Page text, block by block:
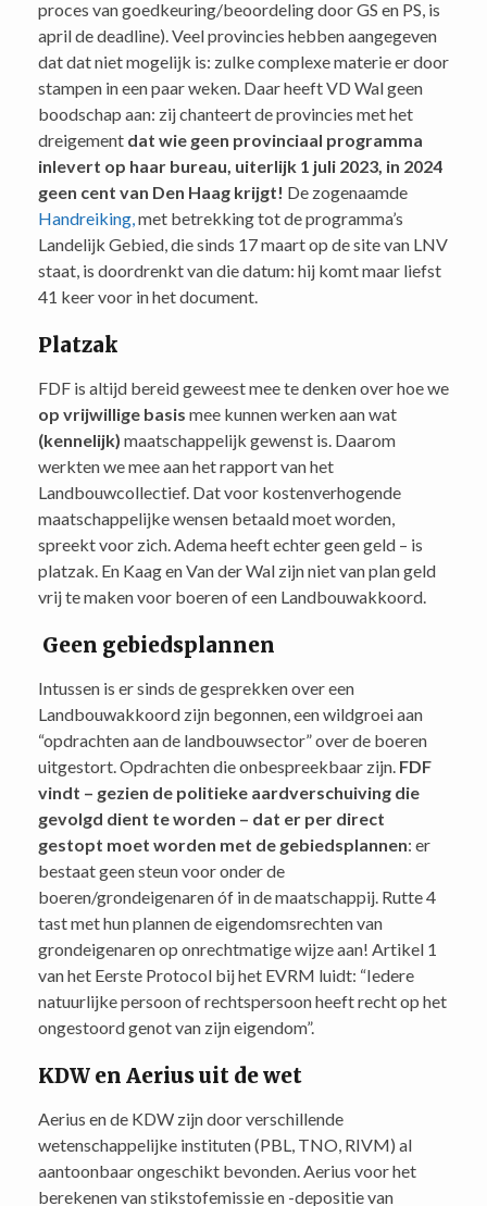
proces van goedkeuring/beoordeling door GS en PS, is
april de deadline). Veel provincies hebben aangegeven
dat dat niet mogelijk is: zulke complexe materie er door
stampen in een paar weken. Daar heeft VD Wal geen
boodschap aan: zij chanteert de provincies met het
dreigement dat wie geen provinciaal programma
inlevert op haar bureau, uiterlijk 1 juli 2023, in 2024
geen cent van Den Haag krijgt! De zogenaamde
Handreiking,met betrekking tot de programma’s
Landelijk Gebied, die sinds 17 maart op de site van LNV
staat, is doordrenkt van die datum: hij komt maar liefst
41 keer voor in het document.
Platzak
FDF is altijd bereid geweest mee te denken over hoe we
op vrijwillige basis mee kunnen werken aan wat
(kennelijk) maatschappelijk gewenst is. Daarom
werkten we mee aan het rapport van het
Landbouwcollectief. Dat voor kostenverhogende
maatschappelijke wensen betaald moet worden,
spreekt voor zich. Adema heeft echter geen geld – is
platzak. En Kaag en Van der Wal zijn niet van plan geld
vrij te maken voor boeren of een Landbouwakkoord.
Geen gebiedsplannen
Intussen is er sinds de gesprekken over een
Landbouwakkoord zijn begonnen, een wildgroei aan
“opdrachten aan de landbouwsector” over de boeren
uitgestort. Opdrachten die onbespreekbaar zijn. FDF
vindt – gezien de politieke aardverschuiving die
gevolgd dient te worden – dat er per direct
gestopt moet worden met de gebiedsplannen: er
bestaat geen steun voor onder de
boeren/grondeigenaren óf in de maatschappij. Rutte 4
tast met hun plannen de eigendomsrechten van
grondeigenaren op onrechtmatige wijze aan! Artikel 1
van het Eerste Protocol bij het EVRM luidt: “Iedere
natuurlijke persoon of rechtspersoon heeft recht op het
ongestoord genot van zijn eigendom”.
KDW en Aerius uit de wet
Aerius en de KDW zijn door verschillende
wetenschappelijke instituten (PBL, TNO, RIVM) al
aantoonbaar ongeschikt bevonden. Aerius voor het
berekenen van stikstofemissie en -depositie van